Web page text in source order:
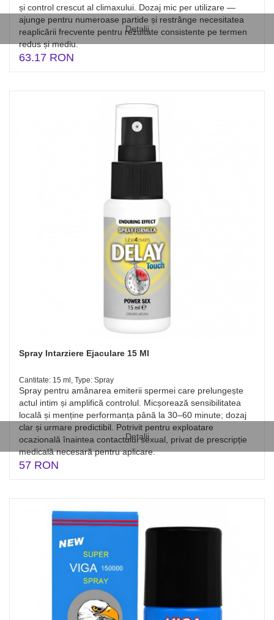
Detalii
și control crescut al climaxului. Dozaj mic per utilizare —
ajunge pentru numeroase partide și restrânge necesitatea
reaplicării frecvente pentru rezultate consistente pe termen
redus și mediu.
63.17 RON
Detalii
Spray Intarziere Ejaculare 15 Ml
Cantitate: 15 ml, Type: Spray
Spray pentru amânarea emiterii spermei care prelungește
actul intim și amplifică controlul. Micșorează sensibilitatea
locală și menține performanța până la 30–60 minute; dozaj
clar și urmare predictibil. Potrivit pentru exploatare
ocazională înaintea contactului sexual, privat de prescripție
medicală necesară pentru aplicare.
57 RON